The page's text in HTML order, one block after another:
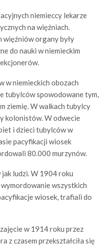
niemieccy lekarze
na więźniach.
więźniów organy były
do nauki w niemieckim
w niemieckich obozach
tubylców spowodowane tym,
ziemię. W walkach tubylcy
kolonistów. W odwecie
i dzieci tubylców w
pacyfikacji wiosek
80.000 murzynów.
ludzi. W 1904 roku
wszystkich
wiosek, trafiali do
w 1914 roku przez
z czasem przekształciła się